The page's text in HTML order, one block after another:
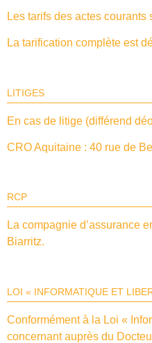
Les tarifs des actes courants
La tarification complète est
LITIGES
En cas de litige (différend
CRO Aquitaine : 40 rue de
RCP
La compagnie d’assurance
Biarritz.
LOI « INFORMATIQUE ET
Conformément à la Loi «
concernant auprès du